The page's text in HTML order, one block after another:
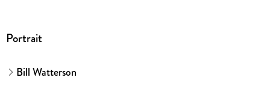
Portrait
Bill Watterson